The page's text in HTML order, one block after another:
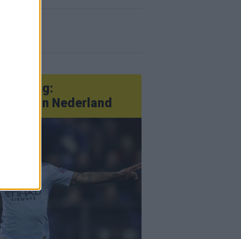
Sterling:
in Nederland